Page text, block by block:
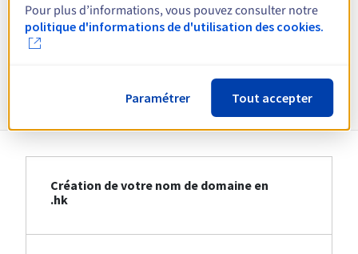
Informations sur le .hk
Création de votre nom de domaine en
.hk
Pour plus d’informations, vous pouvez consulter notre
politique d'informations de d'utilisation des cookies.
Paramétrer Tout accepter